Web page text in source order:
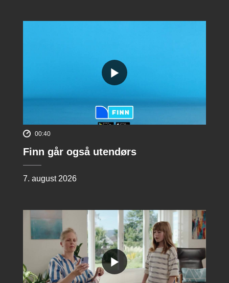
00:40
Finn går også utendørs
7. august 2026